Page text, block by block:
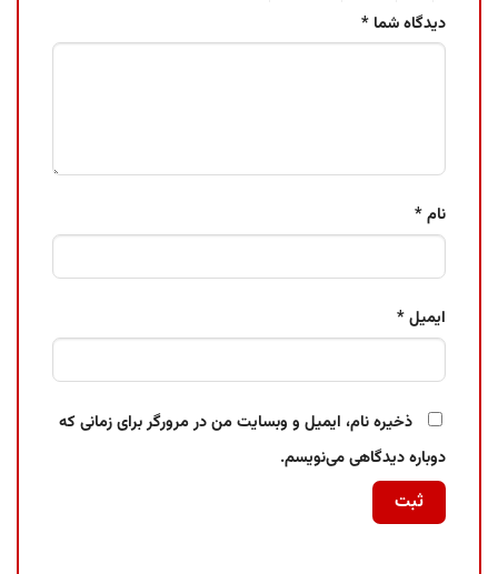
دیدگاه شما *
نام*
ایمیل*
ذخیره نام، ایمیل و وبسایت من در مرورگر برای زمانی که
دوباره دیدگاهی می‌نویسم.